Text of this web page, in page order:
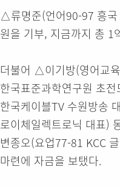
△류명준(언어90-97 흥국
원을 기부, 지금까지 총 1
더불어 △이기방(영어교
한국표준과학연구원 초
한국케이블TV 수원방송
로이체일렉트로닉 대표)
변종오(요업77-81 KCC
마련에 자금을 보탰다.